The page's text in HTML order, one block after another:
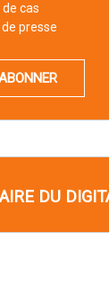
cas
presse
DU